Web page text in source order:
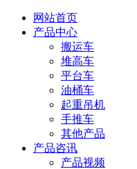
网站首页
产品中心
搬运车
堆高车
平台车
油桶车
起重吊机
手推车
其他产品
产品咨讯
产品视频